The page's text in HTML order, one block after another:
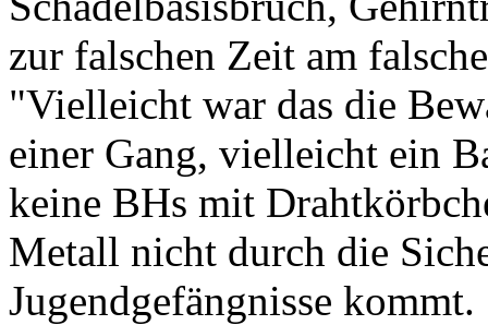
zur falschen Zeit am
"Vielleicht war das die
einer Gang, vielleicht ein
keine BHs mit
Metall nicht durch die
Jugendgefängnisse kommt.